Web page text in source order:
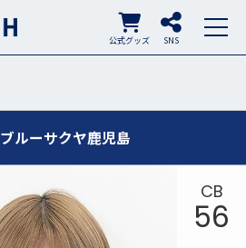
SNS
公式グッズ
ブルーサクヤ鹿児島
CB
56